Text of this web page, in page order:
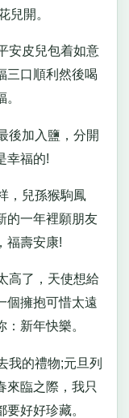
兒開。
皮兒包着如意
三口順利然後喝
加入鹽，分開
幸福的!
兒孫猴駒鳳
的一年裡願朋友
福壽安康!
了，天使想給
個擁抱可惜太遠
新年快樂。
的禮物;元旦列
來臨之際，我只
好好珍藏。